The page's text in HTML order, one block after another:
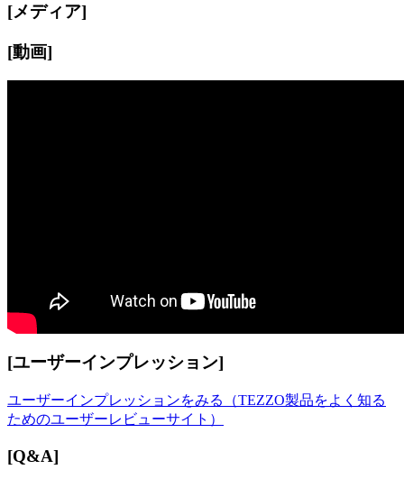
[メディア]
[動画]
[ユーザーインプレッション]
ユーザーインプレッションをみる（TEZZO製品をよく知る
ためのユーザーレビューサイト）
[Q&A]